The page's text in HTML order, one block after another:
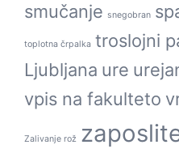
smučanje snegobran
toplotna črpalka troslojni
Ljubljana ure
vpis na fakulteto
Zalivanje rož